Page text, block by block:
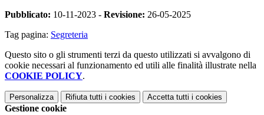
Pubblicato: 10-11-2023 - Revisione: 26-05-2025
Tag pagina: Segreteria
Questo sito o gli strumenti terzi da questo utilizzati si avvalgono di
cookie necessari al funzionamento ed utili alle finalità illustrate nella
COOKIE POLICY.
Personalizza Rifiuta tutti i cookies Accetta tutti i cookies
Gestione cookie